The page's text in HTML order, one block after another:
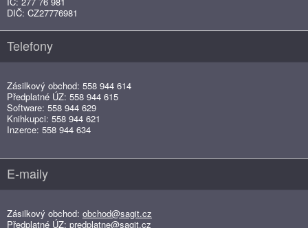
DIČ: CZ27776981
Telefony
Zásilkový obchod: 558 944 614
Předplatné ÚZ: 558 944 615
Software: 558 944 629
Knihkupci: 558 944 621
Inzerce: 558 944 634
E-maily
Zásilkový obchod: obchod@sagit.cz
Předplatné ÚZ: predplatne@sagit.cz